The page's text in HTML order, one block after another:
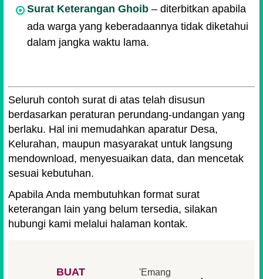
Surat Keterangan Ghoib – diterbitkan apabila
ada warga yang keberadaannya tidak diketahui
dalam jangka waktu lama.
Seluruh contoh surat di atas telah disusun
berdasarkan peraturan perundang-undangan yang
berlaku. Hal ini memudahkan aparatur Desa,
Kelurahan, maupun masyarakat untuk langsung
mendownload, menyesuaikan data, dan mencetak
sesuai kebutuhan.
Apabila Anda membutuhkan format surat
keterangan lain yang belum tersedia, silakan
hubungi kami melalui halaman kontak.
BUAT
'Emang